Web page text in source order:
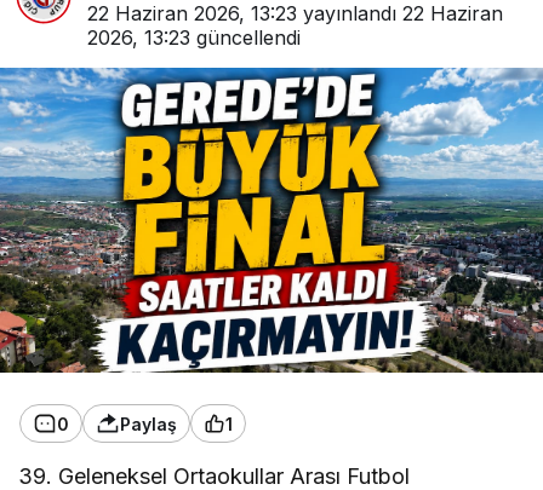
22 Haziran 2026, 13:23 yayınlandı 22 Haziran
2026, 13:23 güncellendi
0 Paylaş 1
39. Geleneksel Ortaokullar Arası Futbol